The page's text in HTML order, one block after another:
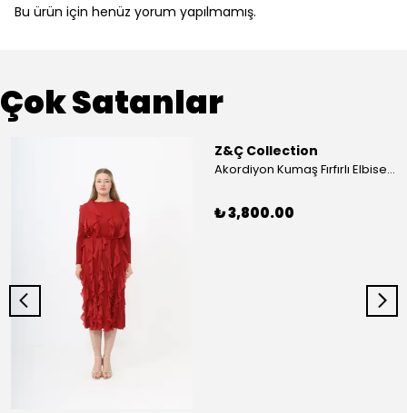
Bu ürün için henüz yorum yapılmamış.
Çok Satanlar
Z&Ç Collection
Akordiyon Kumaş Fırfırlı Elbise - Mavi
₺ 3,800.00